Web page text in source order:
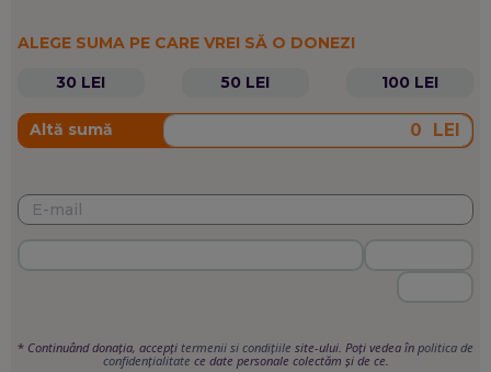
ALEGE SUMA PE CARE VREI SĂ O DONEZI
30 LEI
50 LEI 100 LEI
Altă sumă LEI
* Continuând donația, accepți termenii si condițiile site-ului. Poți vedea în politica de
confidențialitate ce date personale colectăm și de ce.